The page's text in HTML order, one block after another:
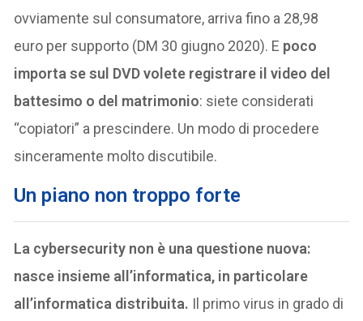
ovviamente sul consumatore, arriva fino a 28,98
euro per supporto (DM 30 giugno 2020). E poco
importa se sul DVD volete registrare il video del
battesimo o del matrimonio: siete considerati
“copiatori” a prescindere. Un modo di procedere
sinceramente molto discutibile.
Un piano non troppo forte
La cybersecurity non è una questione nuova:
nasce insieme all’informatica, in particolare
all’informatica distribuita. Il primo virus in grado di